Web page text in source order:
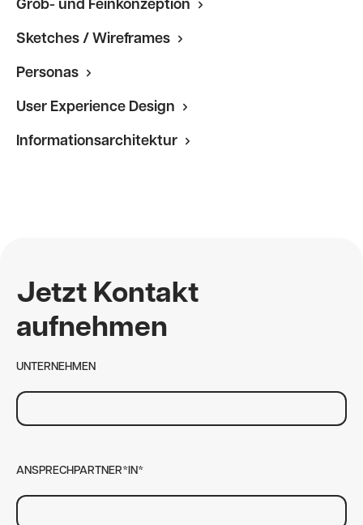
Grob- und Feinkonzeption
Sketches / Wireframes
Personas
User Experience Design
Informationsarchitektur
Jetzt Kontakt
aufnehmen
UNTERNEHMEN
ANSPRECHPARTNER*IN*